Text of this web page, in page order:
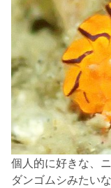
個人的に好きな、
ダンゴムシみたい